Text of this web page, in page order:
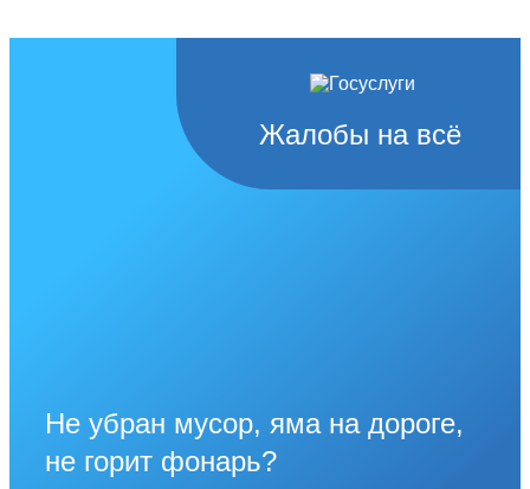
Жалобы на всё
Не убран мусор, яма на дороге,
не горит фонарь?